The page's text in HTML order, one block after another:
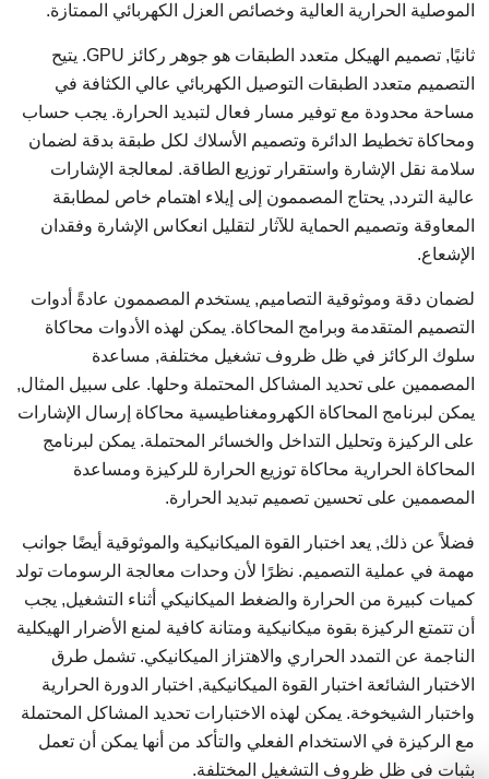
الموصلية الحرارية العالية وخصائص العزل الكهربائي الممتازة.
ثانيًا, تصميم الهيكل متعدد الطبقات هو جوهر ركائز GPU. يتيح
التصميم متعدد الطبقات التوصيل الكهربائي عالي الكثافة في
مساحة محدودة مع توفير مسار فعال لتبديد الحرارة. يجب حساب
ومحاكاة تخطيط الدائرة وتصميم الأسلاك لكل طبقة بدقة لضمان
سلامة نقل الإشارة واستقرار توزيع الطاقة. لمعالجة الإشارات
عالية التردد, يحتاج المصممون إلى إيلاء اهتمام خاص لمطابقة
المعاوقة وتصميم الحماية للآثار لتقليل انعكاس الإشارة وفقدان
الإشعاع.
لضمان دقة وموثوقية التصاميم, يستخدم المصممون عادةً أدوات
التصميم المتقدمة وبرامج المحاكاة. يمكن لهذه الأدوات محاكاة
سلوك الركائز في ظل ظروف تشغيل مختلفة, مساعدة
المصممين على تحديد المشاكل المحتملة وحلها. على سبيل المثال,
يمكن لبرنامج المحاكاة الكهرومغناطيسية محاكاة إرسال الإشارات
على الركيزة وتحليل التداخل والخسائر المحتملة. يمكن لبرنامج
المحاكاة الحرارية محاكاة توزيع الحرارة للركيزة ومساعدة
المصممين على تحسين تصميم تبديد الحرارة.
فضلاً عن ذلك, يعد اختبار القوة الميكانيكية والموثوقية أيضًا جوانب
مهمة في عملية التصميم. نظرًا لأن وحدات معالجة الرسومات تولد
كميات كبيرة من الحرارة والضغط الميكانيكي أثناء التشغيل, يجب
أن تتمتع الركيزة بقوة ميكانيكية ومتانة كافية لمنع الأضرار الهيكلية
الناجمة عن التمدد الحراري والاهتزاز الميكانيكي. تشمل طرق
الاختبار الشائعة اختبار القوة الميكانيكية, اختبار الدورة الحرارية
واختبار الشيخوخة. يمكن لهذه الاختبارات تحديد المشاكل المحتملة
مع الركيزة في الاستخدام الفعلي والتأكد من أنها يمكن أن تعمل
بثبات في ظل ظروف التشغيل المختلفة.